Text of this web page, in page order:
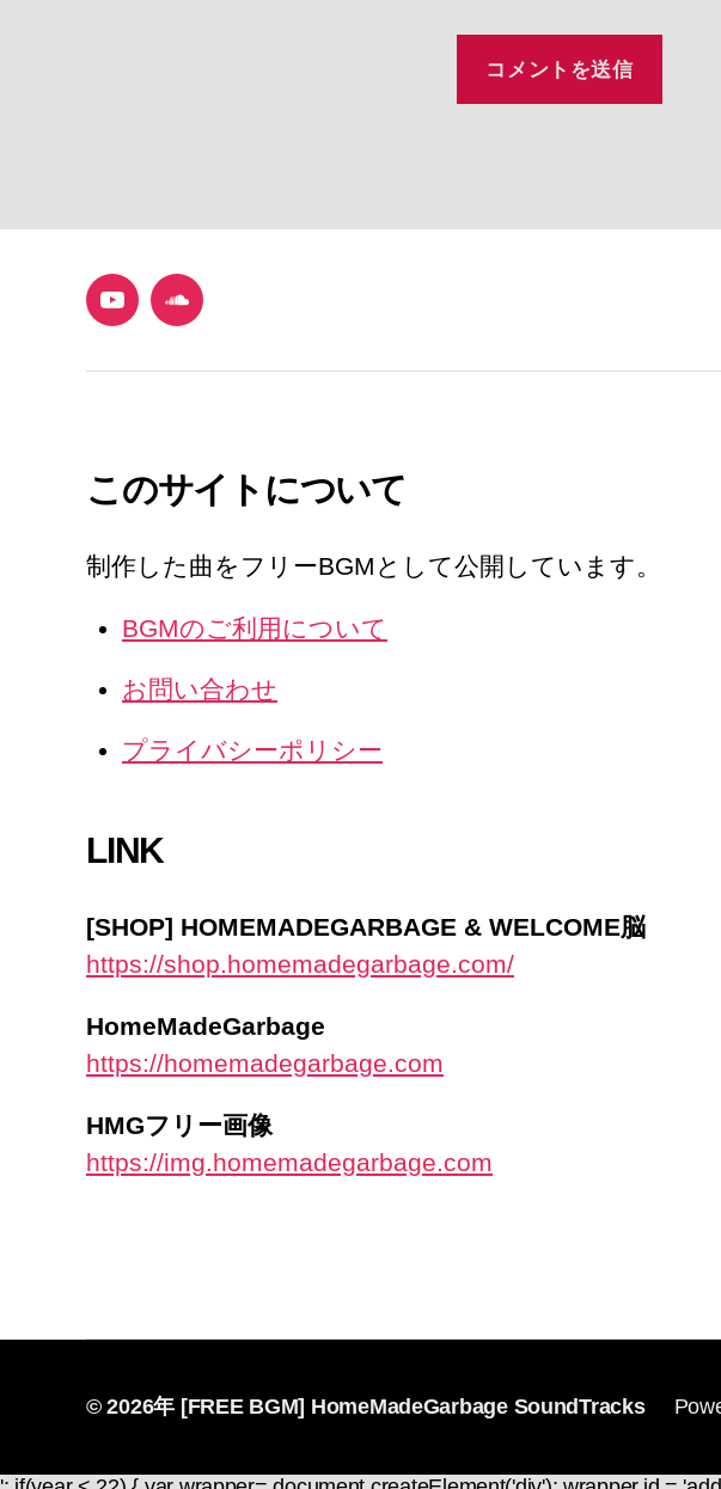
YouTubeSoundCloud
このサイトについて
制作した曲をフリーBGMとして公開しています。
BGMのご利用について
お問い合わせ
プライバシーポリシー
LINK
[SHOP] HOMEMADEGARBAGE & WELCOME脳
https://shop.homemadegarbage.com/
HomeMadeGarbage
https://homemadegarbage.com
HMGフリー画像
https://img.homemadegarbage.com
© 2026年 [FREE BGM] HomeMadeGarbage SoundTracks